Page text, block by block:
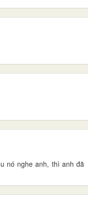
nó nghe anh, thì anh đã